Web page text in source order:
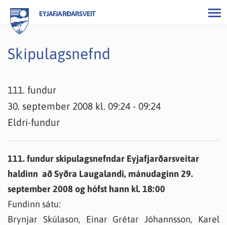
EYJAFJARÐARSVEIT
Skipulagsnefnd
111. fundur
30. september 2008 kl. 09:24 - 09:24
Eldri-fundur
111. fundur skipulagsnefndar Eyjafjarðarsveitar
haldinn að Syðra Laugalandi, mánudaginn 29.
september 2008 og hófst hann kl. 18:00
Fundinn sátu:
Brynjar Skúlason, Einar Grétar Jóhannsson, Karel